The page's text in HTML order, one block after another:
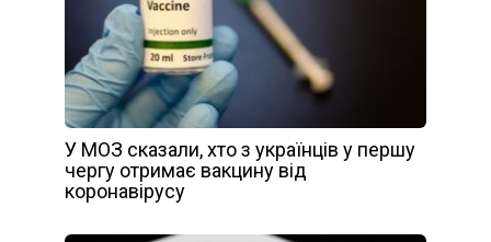
У МОЗ сказали, хто з українців у першу
чергу отримає вакцину від
коронавірусу